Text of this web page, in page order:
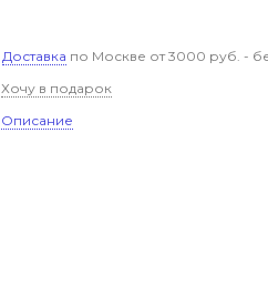
Доставка по Москве от 3000 руб. -
Хочу в подарок
Описание